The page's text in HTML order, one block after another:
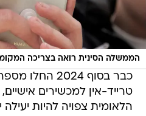
הממשלה הסינית רואה בצריכה
כבר בסוף 2024
טרייד-אין למכשירים
הלאומית צפויה להיות